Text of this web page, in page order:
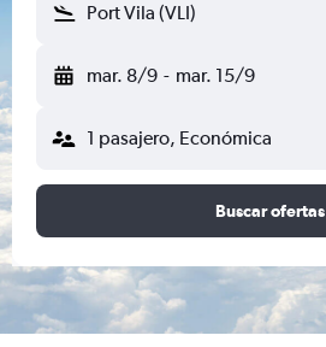
Port Vila (VLI)
mar. 8/9 - mar. 15/9
1 pasajero, Económica
Buscar ofertas